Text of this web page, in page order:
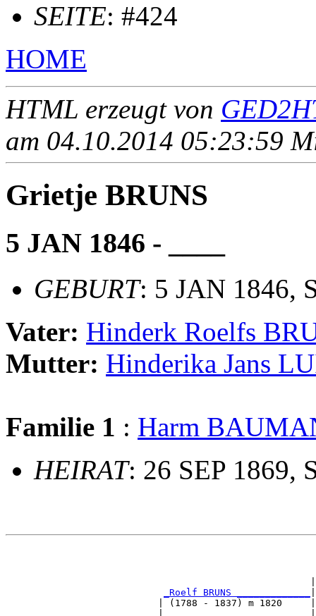
SEITE: #424
HOME
HTML erzeugt von
am 04.10.2014 05:23:59
Grietje BRUNS
5 JAN 1846 - ____
GEBURT: 5 JAN 1846,
Vater: Hinderk Roelfs
Mutter: Hinderika Jans
Familie 1 : Harm
HEIRAT: 26 SEP 1869,
_Roelf BRUNS _____________
                           | (1788 - 1837) m 1820     |